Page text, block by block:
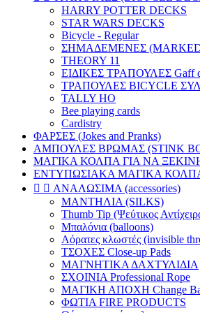
HARRY POTTER DECKS
STAR WARS DECKS
Bicycle - Regular
ΣΗΜΑΔΕΜΕΝΕΣ (MARKED
THEORY 11
ΕΙΔΙΚΕΣ ΤΡΑΠΟΥΛΕΣ Gaff
ΤΡΑΠΟΥΛΕΣ BICYCLE
TALLY HO
Bee playing cards
Cardistry
ΦΑΡΣΕΣ (Jokes and Pranks)
ΑΜΠΟΥΛΕΣ ΒΡΩΜΑΣ (STINK
ΜΑΓΙΚΑ ΚΟΛΠΑ ΓΙΑ ΝΑ
ΕΝΤΥΠΩΣΙΑΚΑ ΜΑΓΙΚΑ ΚΟΛΠΑ
  ΑΝΑΛΩΣΙΜΑ (accessories)
ΜΑΝΤΗΛΙΑ (SILKS)
Thumb Tip (Ψεύτικος
Μπαλόνια (balloons)
Αόρατες κλωστές (invisible
ΤΣΟΧΕΣ Close-up Pads
ΜΑΓΝΗΤΙΚΑ ΔΑΧΤΥΛΙΔΙΑ
ΣΧΟΙΝΙΑ Professional Rope
ΜΑΓΙΚΗ ΑΠΟΧΗ Change
ΦΩΤΙΑ FIRE PRODUCTS